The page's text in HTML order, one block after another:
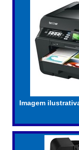
segura,
encontrar
so...
Imagem